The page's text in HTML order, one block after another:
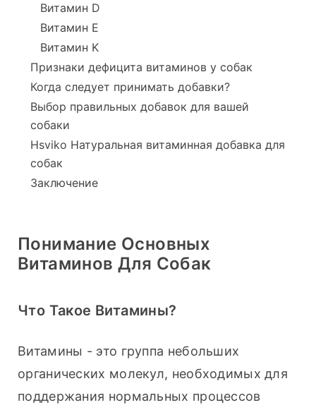
Витамин D
Витамин Е
Витамин K
Признаки дефицита витаминов у собак
Когда следует принимать добавки?
Выбор правильных добавок для вашей
собаки
Hsviko Натуральная витаминная добавка для
собак
Заключение
Понимание Основных
Витаминов Для Собак
Что Такое Витамины?
Витамины - это группа небольших
органических молекул, необходимых для
поддержания нормальных процессов